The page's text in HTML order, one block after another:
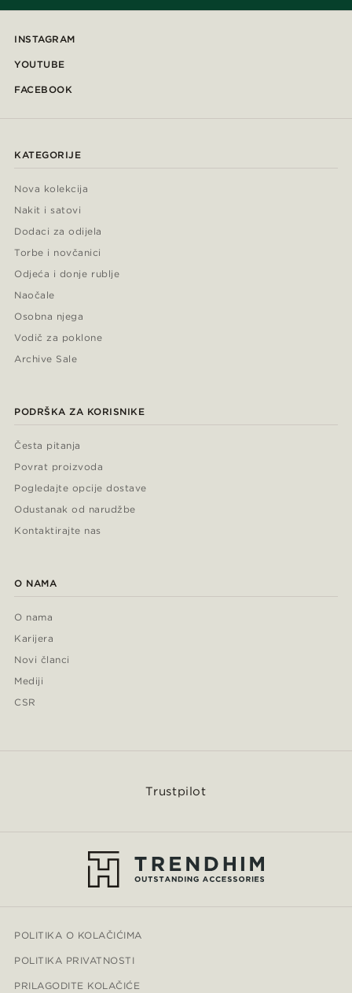
INSTAGRAM
YOUTUBE
FACEBOOK
KATEGORIJE
Nova kolekcija
Nakit i satovi
Dodaci za odijela
Torbe i novčanici
Odjeća i donje rublje
Naočale
Osobna njega
Vodič za poklone
Archive Sale
PODRŠKA ZA KORISNIKE
Česta pitanja
Povrat proizvoda
Pogledajte opcije dostave
Odustanak od narudžbe
Kontaktirajte nas
O NAMA
O nama
Karijera
Novi članci
Mediji
CSR
Trustpilot
POLITIKA O KOLAČIĆIMA
POLITIKA PRIVATNOSTI
PRILAGODITE KOLAČIĆE